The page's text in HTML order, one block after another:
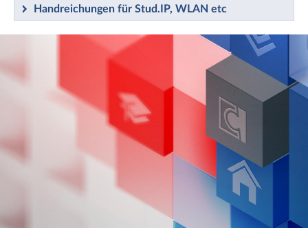
Handreichungen für Stud.IP, WLAN etc